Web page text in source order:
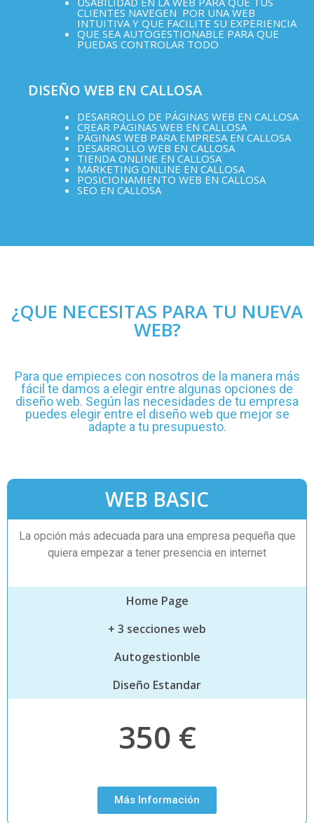
DISEÑO WEB EN CALLOSA
DESARROLLO DE PÁGINAS WEB EN CALLOSA
CREAR PÁGINAS WEB EN CALLOSA
PÁGINAS WEB PARA EMPRESA EN CALLOSA
DESARROLLO WEB EN CALLOSA
TIENDA ONLINE EN CALLOSA
MARKETING ONLINE EN CALLOSA
POSICIONAMIENTO WEB EN CALLOSA
SEO EN CALLOSA
CLIENTES NAVEGEN POR UNA WEB
INTUITIVA Y QUE FACILITE SU EXPERIENCIA
QUE SEA AUTOGESTIONABLE PARA QUE
PUEDAS CONTROLAR TODO
¿QUE NECESITAS PARA TU NUEVA
WEB?
Para que empieces con nosotros de la manera más
fácil te damos a elegir entre algunas opciones de
diseño web. Según las necesidades de tu empresa
puedes elegir entre el diseño web que mejor se
adapte a tu presupuesto.
WEB BASIC
La opción más adecuada para una empresa pequeña que
quiera empezar a tener presencia en internet
Home Page
+ 3 secciones web
Autogestionble
Diseño Estandar
350 €
Más Información